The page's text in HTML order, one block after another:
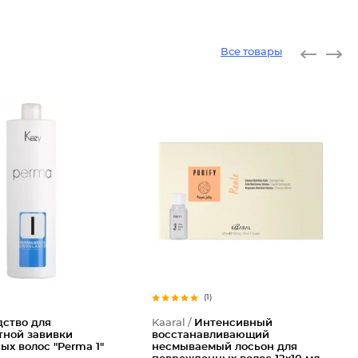
Все товары
для
завивки
волос "Perma 1"
(1)
Kaaral / Интенсивный
восстанавливающий
несмываемый лосьон для